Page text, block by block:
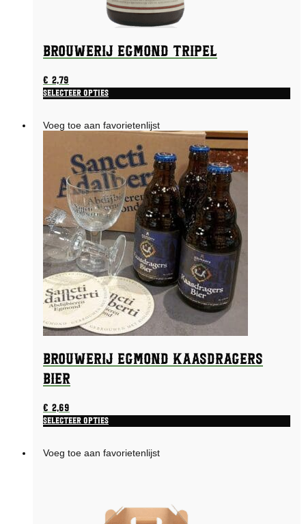
Brouwerij Egmond Tripel
€ 2,79
Selecteer opties
Voeg toe aan favorietenlijst
Brouwerij Egmond Kaasdragers
bier
€ 2,69
Selecteer opties
Voeg toe aan favorietenlijst